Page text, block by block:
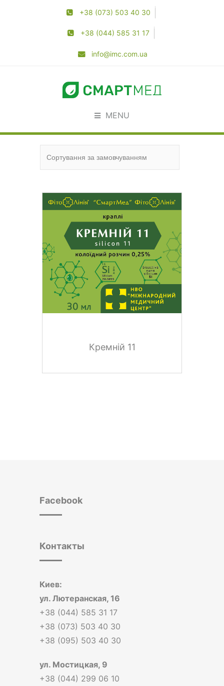
+38 (073) 503 40 30
+38 (044) 585 31 17
info@imc.com.ua
MENU
Кремній 11
Facebook
Контакты
Киев:
ул. Лютеранская, 16
+38 (044) 585 31 17
+38 (073) 503 40 30
+38 (095) 503 40 30
ул. Мостицкая, 9
+38 (044) 299 06 10